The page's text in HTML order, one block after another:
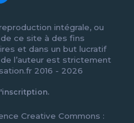
intégrale, ou
ce site à des fins
et dans un but lucratif
l’auteur est strictement
2016 - 2026
Creative Commons :